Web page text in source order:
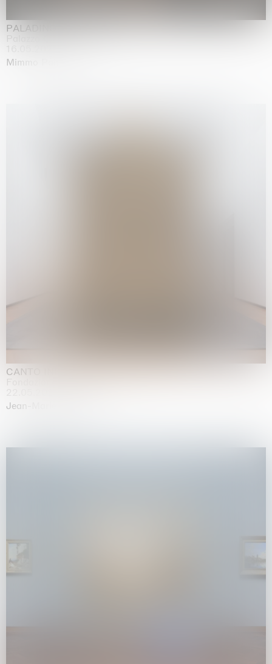
PALADINO
Palazzo Citterio, Milan
Mimmo Paladino
CANTO INFINITO
Jean-Marie Appriou